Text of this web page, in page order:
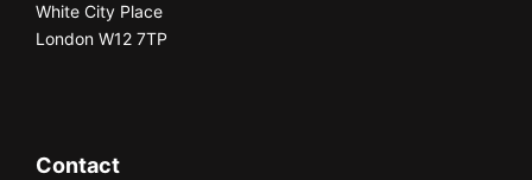
White City Place
London W12 7TP
Contact